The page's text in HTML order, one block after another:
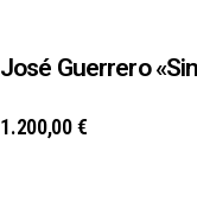
José Guerrero
1.200,00€